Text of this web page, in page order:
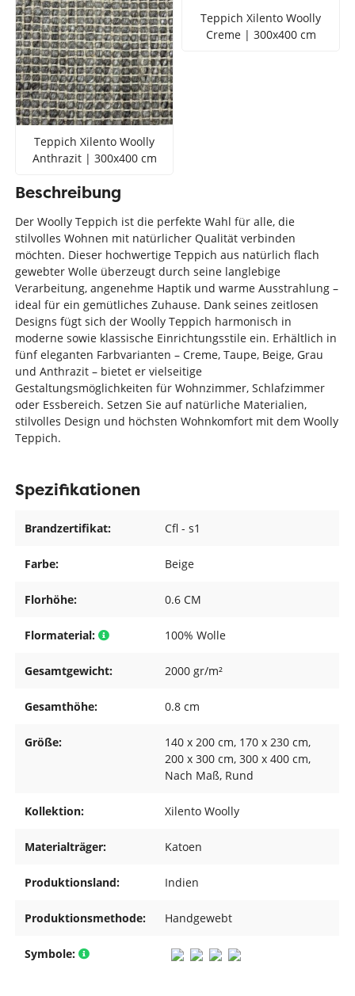
Teppich Xilento Woolly
Anthrazit | 300x400 cm
Teppich Xilento Woolly
Creme | 300x400 cm
Beschreibung
Der Woolly Teppich ist die perfekte Wahl für alle, die
stilvolles Wohnen mit natürlicher Qualität verbinden
möchten. Dieser hochwertige Teppich aus natürlich flach
gewebter Wolle überzeugt durch seine langlebige
Verarbeitung, angenehme Haptik und warme Ausstrahlung –
ideal für ein gemütliches Zuhause. Dank seines zeitlosen
Designs fügt sich der Woolly Teppich harmonisch in
moderne sowie klassische Einrichtungsstile ein. Erhältlich in
fünf eleganten Farbvarianten – Creme, Taupe, Beige, Grau
und Anthrazit – bietet er vielseitige
Gestaltungsmöglichkeiten für Wohnzimmer, Schlafzimmer
oder Essbereich. Setzen Sie auf natürliche Materialien,
stilvolles Design und höchsten Wohnkomfort mit dem Woolly
Teppich.
Spezifikationen
Brandzertifikat: Cfl - s1
Farbe: Beige
Florhöhe: 0.6 CM
Flormaterial: 100% Wolle
Gesamtgewicht: 2000 gr/m²
Gesamthöhe: 0.8 cm
Größe: 140 x 200 cm, 170 x 230 cm,
200 x 300 cm, 300 x 400 cm,
Nach Maß, Rund
Kollektion: Xilento Woolly
Materialträger: Katoen
Produktionsland: Indien
Produktionsmethode: Handgewebt
Symbole: